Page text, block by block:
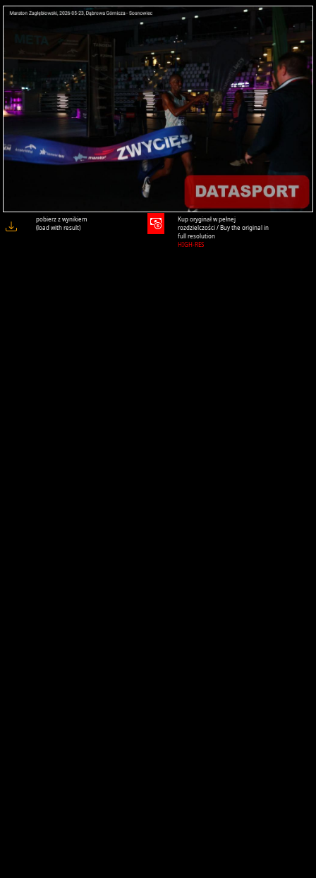
pobierz z wynikiem
(load with result)
Kup oryginał w pełnej
rozdzielczości / Buy the original in
full resolution
HIGH-RES